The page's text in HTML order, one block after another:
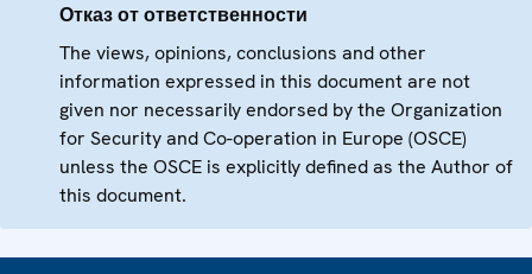
Отказ от ответственности
The views, opinions, conclusions and other
information expressed in this document are not
given nor necessarily endorsed by the Organization
for Security and Co-operation in Europe (OSCE)
unless the OSCE is explicitly defined as the Author of
this document.